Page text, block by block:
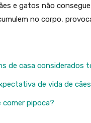
e gatos não
no corpo,
de casa considerados
de vida de
comer pipoca?